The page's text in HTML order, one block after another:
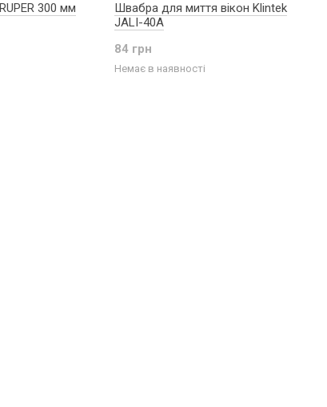
300 мм
Швабра для миття вікон Klintek
JALI-40A
84 грн
Немає в наявності